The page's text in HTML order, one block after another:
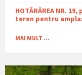
HOTĂRÂREA NR.
teren pentru
comuna Sutești.
MAI MULT ...